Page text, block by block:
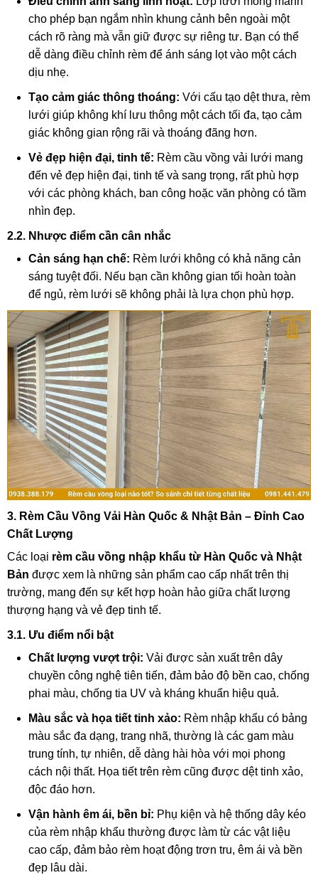
cho phép bạn ngắm nhìn khung cảnh bên ngoài một
cách rõ ràng mà vẫn giữ được sự riêng tư. Bạn có thể
dễ dàng điều chỉnh rèm để ánh sáng lọt vào một cách
dịu nhẹ.
Tạo cảm giác thông thoáng: Với cấu tạo dệt thưa, rèm
lưới giúp không khí lưu thông một cách tối đa, tạo cảm
giác không gian rộng rãi và thoáng đãng hơn.
Vẻ đẹp hiện đại, tinh tế: Rèm cầu vồng vải lưới mang
đến vẻ đẹp hiện đại, tinh tế và sang trọng, rất phù hợp
với các phòng khách, ban công hoặc văn phòng có tầm
nhìn đẹp.
2.2. Nhược điểm cần cân nhắc
Cản sáng hạn chế: Rèm lưới không có khả năng cản
sáng tuyệt đối. Nếu bạn cần không gian tối hoàn toàn
để ngủ, rèm lưới sẽ không phải là lựa chọn phù hợp.
3. Rèm Cầu Vồng Vải Hàn Quốc & Nhật Bản – Đỉnh Cao
Chất Lượng
Các loại rèm cầu vồng nhập khẩu từ Hàn Quốc và Nhật
Bản được xem là những sản phẩm cao cấp nhất trên thị
trường, mang đến sự kết hợp hoàn hảo giữa chất lượng
thượng hạng và vẻ đẹp tinh tế.
3.1. Ưu điểm nổi bật
Chất lượng vượt trội: Vải được sản xuất trên dây
chuyền công nghệ tiên tiến, đảm bảo độ bền cao, chống
phai màu, chống tia UV và kháng khuẩn hiệu quả.
Màu sắc và họa tiết tinh xảo: Rèm nhập khẩu có bảng
màu sắc đa dạng, trang nhã, thường là các gam màu
trung tính, tự nhiên, dễ dàng hài hòa với mọi phong
cách nội thất. Họa tiết trên rèm cũng được dệt tinh xảo,
độc đáo hơn.
Vận hành êm ái, bền bỉ: Phụ kiện và hệ thống dây kéo
của rèm nhập khẩu thường được làm từ các vật liệu
cao cấp, đảm bảo rèm hoạt động trơn tru, êm ái và bền
đẹp lâu dài.